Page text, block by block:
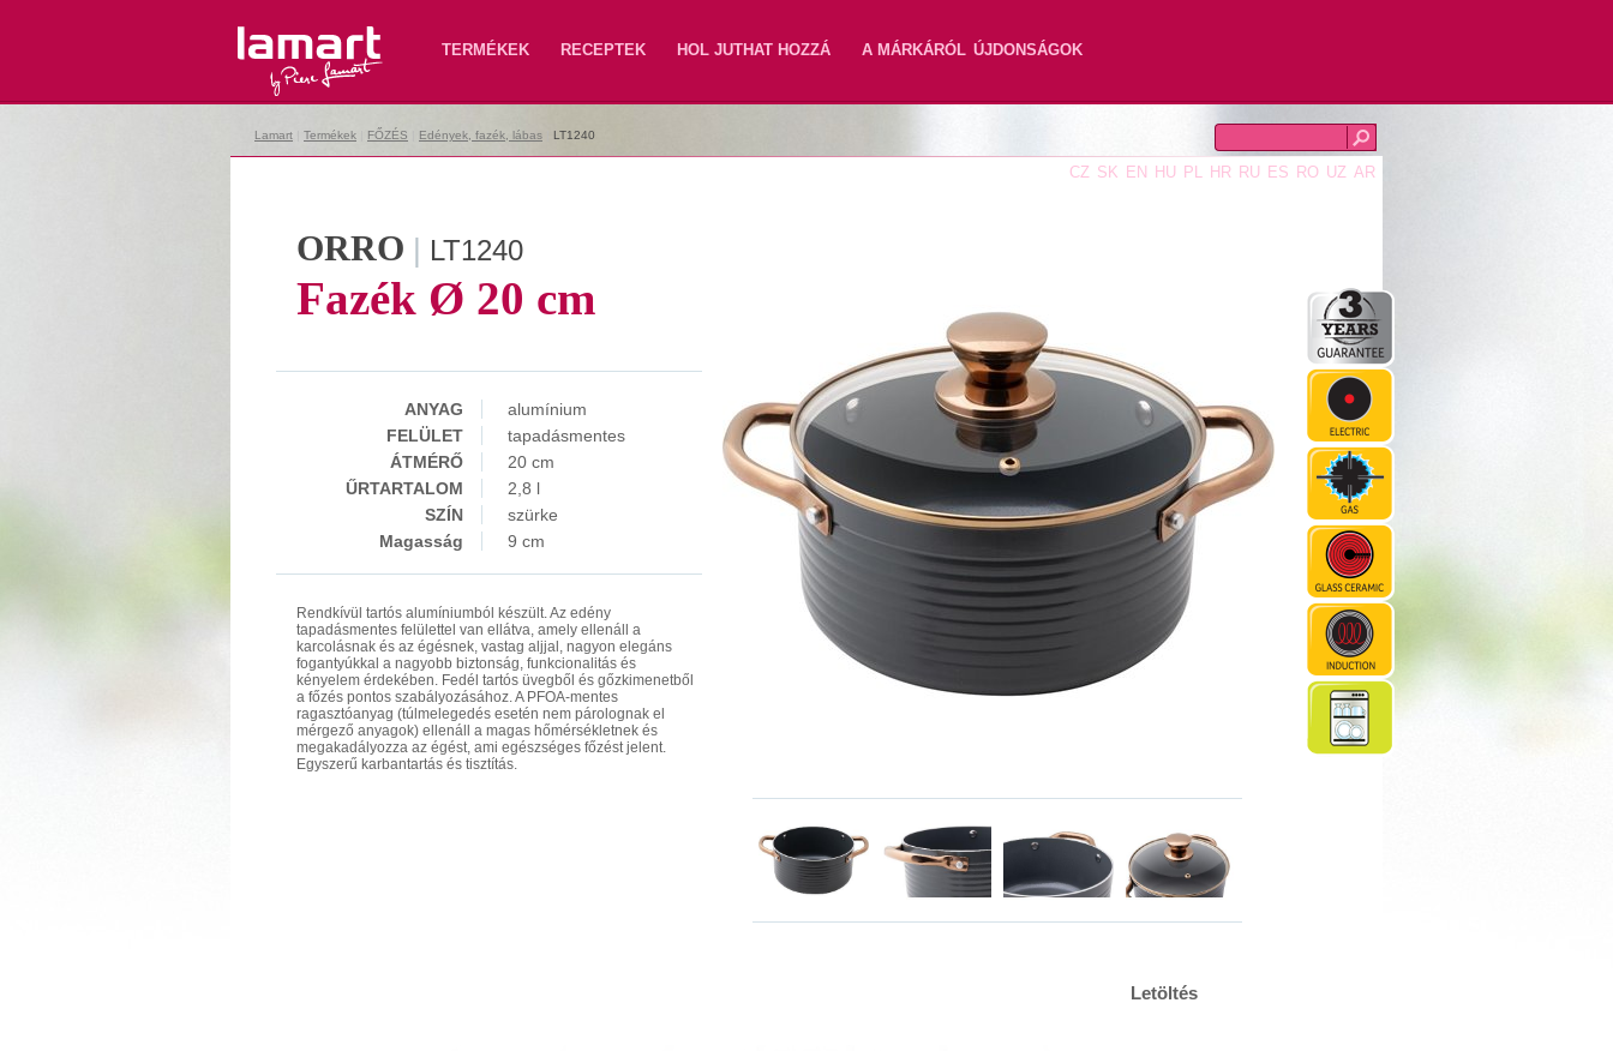
Lamart TERMÉKEK RECEPTEK HOL JUTHAT HOZZÁ A MÁRKÁRÓL ÚJDONSÁGOK
CZ SK EN HU PL HR RU ES RO UZ AR
Lamart Termékek FŐZÉS Edények, fazék, lábas LT1240
Letöltés
ORRO | LT1240
Fazék Ø 20 cm
ANYAG
alumínium
FELÜLET
tapadásmentes
ÁTMÉRŐ
20 cm
ŰRTARTALOM
2,8 l
SZÍN
szürke
Magasság
9 cm
Rendkívül tartós alumíniumból készült. Az edény
tapadásmentes felülettel van ellátva, amely ellenáll a
karcolásnak és az égésnek, vastag aljjal, nagyon elegáns
fogantyúkkal a nagyobb biztonság, funkcionalitás és
kényelem érdekében. Fedél tartós üvegből és gőzkimenetből
a főzés pontos szabályozásához. A PFOA-mentes
ragasztóanyag (túlmelegedés esetén nem párolognak el
mérgező anyagok) ellenáll a magas hőmérsékletnek és
megakadályozza az égést, ami egészséges főzést jelent.
Egyszerű karbantartás és tisztítás.